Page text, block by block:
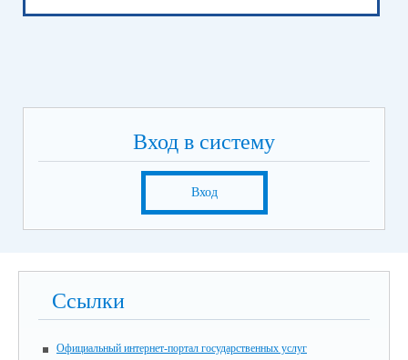
Вход в систему
Вход
Ссылки
Официальный интернет-портал государственных услуг